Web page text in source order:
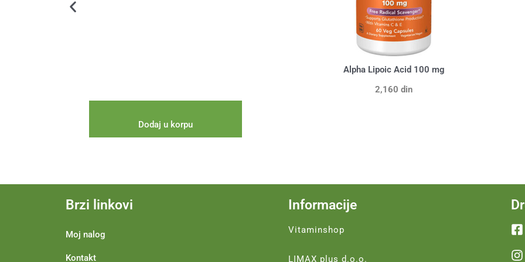
Alpha Lipoic Acid 100 mg
2,160 din
Dodaj u korpu
Brzi linkovi
Moj nalog
Kontakt
Informacije
Vitaminshop
LIMAX plus d.o.o.